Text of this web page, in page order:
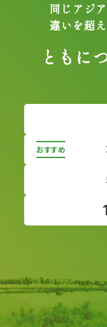
同じアジ
違いを超
ともに